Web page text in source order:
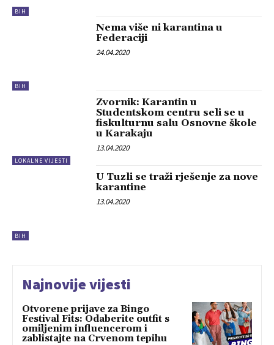
BIH
BIH
Nema više ni karantina u
Federaciji
24.04.2020
LOKALNE VIJESTI
Zvornik: Karantin u
Studentskom centru seli se u
fiskulturnu salu Osnovne škole
u Karakaju
13.04.2020
BIH
U Tuzli se traži rješenje za nove
karantine
13.04.2020
Najnovije vijesti
Otvorene prijave za Bingo
Festival Fits: Odaberite outfit s
omiljenim influencerom i
zablistajte na Crvenom tepihu